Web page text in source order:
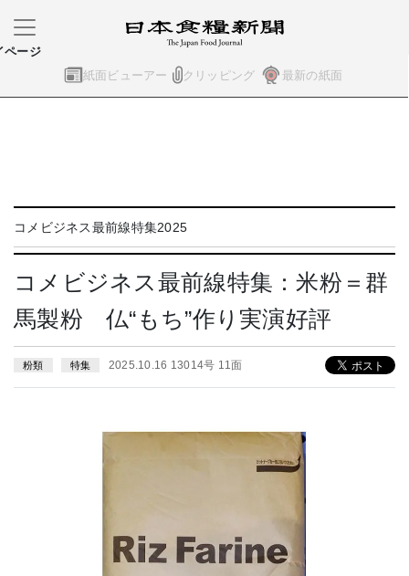
紙面ビューアー クリッピング 最新の紙面
ページ
コメビジネス最前線特集2025
コメビジネス最前線特集：米粉＝群
馬製粉 仏“もち”作り実演好評
粉類 特集 2025.10.16 13014号 11面